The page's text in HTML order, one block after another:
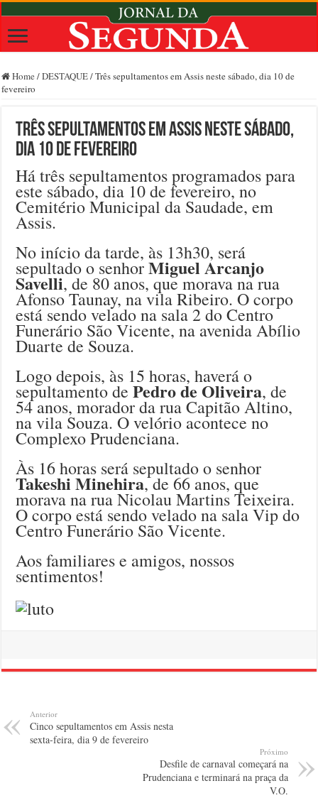
Home /DESTAQUE/Três sepultamentos em Assis neste sábado, dia 10 de
fevereiro
Três sepultamentos em Assis neste sábado,
dia 10 de fevereiro
Há três sepultamentos programados para
este sábado, dia 10 de fevereiro, no
Cemitério Municipal da Saudade, em
Assis.
No início da tarde, às 13h30, será
sepultado o senhorMiguel Arcanjo
Savelli, de 80 anos, que morava na rua
Afonso Taunay, na vila Ribeiro. O corpo
está sendo velado na sala 2 do Centro
Funerário São Vicente, na avenida Abílio
Duarte de Souza.
Logo depois, às 15 horas, haverá o
sepultamento dePedro de Oliveira, de
54 anos, morador da rua Capitão Altino,
na vila Souza. O velório acontece no
Complexo Prudenciana.
Às 16 horas será sepultado o senhor
Takeshi Minehira, de 66 anos, que
morava na rua Nicolau Martins Teixeira.
O corpo está sendo velado na sala Vip do
Centro Funerário São Vicente.
Aos familiares e amigos, nossos
sentimentos!
Anterior
Cinco sepultamentos em Assis nesta
sexta-feira, dia 9 de fevereiro
Próximo
Desfile de carnaval começará na
Prudenciana e terminará na praça da
V.O.